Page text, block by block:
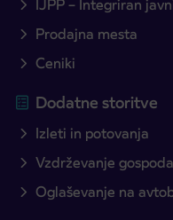
IJPP – Integriran
Prodajna mesta
Ceniki
Dodatne storitve
Izleti in potovanja
Vzdrževanje
Oglaševanje na